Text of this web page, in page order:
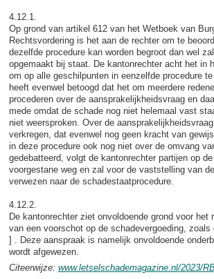
4.12.1.
Op grond van artikel 612 van het Wetboek van
Rechtsvordering is het aan de rechter om te
dezelfde procedure kan worden begroot dan wel
opgemaakt bij staat. De kantonrechter acht het in
om op alle geschilpunten in eenzelfde procedure
heeft evenwel betoogd dat het om meerdere
procederen over de aansprakelijkheidsvraag en
mede omdat de schade nog niet helemaal vast
niet weersproken. Over de
verkregen, dat evenwel nog geen kracht van
in deze procedure ook nog niet over de omvang
gedebatteerd, volgt de kantonrechter partijen op
voorgestane weg en zal voor de vaststelling van
verwezen naar de schadestaatprocedure.
4.12.2.
De kantonrechter ziet onvoldoende grond voor het
van een voorschot op de schadevergoeding, zoals
] . Deze aanspraak is namelijk onvoldoende
wordt afgewezen.
Citeerwijze: www.letselschademagazine.nl/2023/